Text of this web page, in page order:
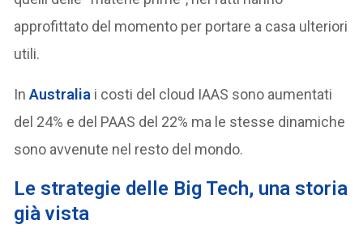
approfittato del momento per portare a casa ulteriori
utili.
InAustralia i costi del cloud IAAS sono aumentati
del 24% e del PAAS del 22% ma le stesse dinamiche
sono avvenute nel resto del mondo.
Le strategie delle Big Tech, una storia
già vista